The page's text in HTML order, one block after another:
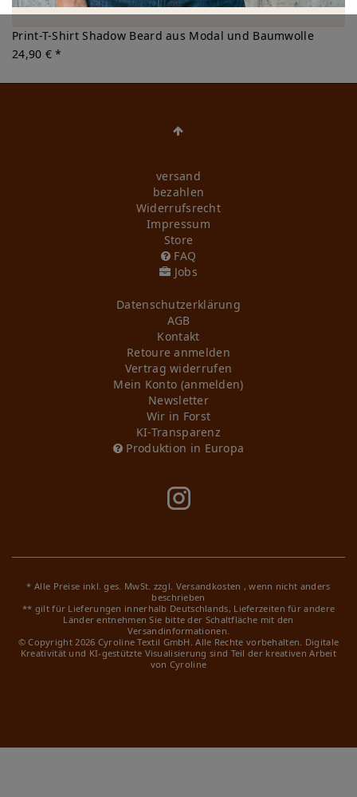
Print-T-Shirt Shadow Beard aus Modal und Baumwolle
24,90 € *
versand
bezahlen
Widerrufs­recht
Impressum
Store
FAQ
Jobs
Daten­schutz­erklärung
AGB
Kontakt
Retoure anmelden
Vertrag widerrufen
Mein Konto (anmelden)
Newsletter
Wir in Forst
KI-Transparenz
Produktion in Europa
* Alle Preise inkl. ges. MwSt. zzgl. Versandkosten , wenn nicht anders
beschrieben
** gilt für Lieferungen innerhalb Deutschlands, Lieferzeiten für andere
Länder entnehmen Sie bitte der Schaltfläche mit den
Versandinformationen.
© Copyright 2026 Cyroline Textil GmbH. Alle Rechte vorbehalten. Digitale
Kreativität und KI-gestützte Visualisierung sind Teil der kreativen Arbeit
von Cyroline